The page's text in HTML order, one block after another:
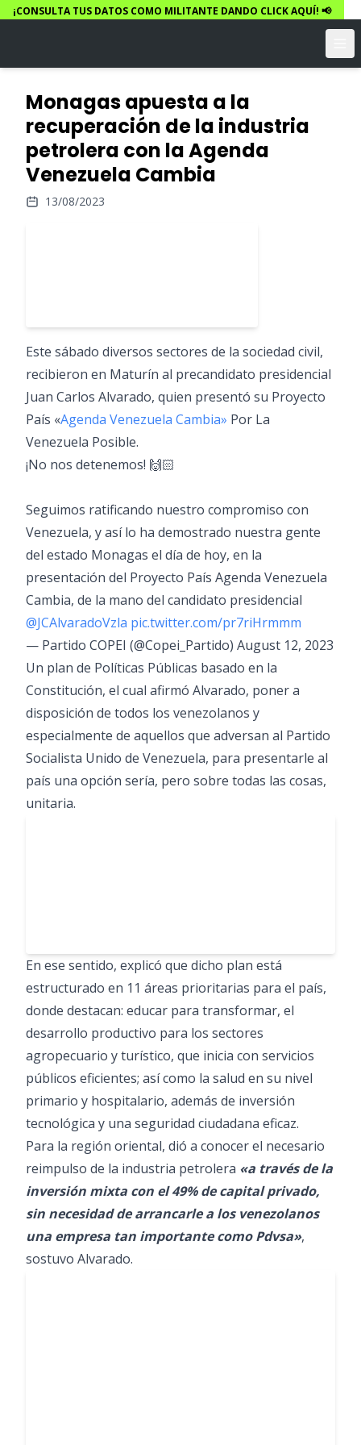
¡CONSULTA TUS DATOS COMO MILITANTE DANDO CLICK AQUÍ! 📢
Monagas apuesta a la
recuperación de la industria
petrolera con la Agenda
Venezuela Cambia
13/08/2023
Este sábado diversos sectores de la sociedad civil,
recibieron en Maturín al precandidato presidencial
Juan Carlos Alvarado, quien presentó su Proyecto
País «Agenda Venezuela Cambia» Por La
Venezuela Posible.
¡No nos detenemos! 🙌🏻
Seguimos ratificando nuestro compromiso con
Venezuela, y así lo ha demostrado nuestra gente
del estado Monagas el día de hoy, en la
presentación del Proyecto País Agenda Venezuela
Cambia, de la mano del candidato presidencial
@JCAlvaradoVzla pic.twitter.com/pr7riHrmmm
— Partido COPEI (@Copei_Partido) August 12, 2023
Un plan de Políticas Públicas basado en la
Constitución, el cual afirmó Alvarado, poner a
disposición de todos los venezolanos y
especialmente de aquellos que adversan al Partido
Socialista Unido de Venezuela, para presentarle al
país una opción sería, pero sobre todas las cosas,
unitaria.
En ese sentido, explicó que dicho plan está
estructurado en 11 áreas prioritarias para el país,
donde destacan: educar para transformar, el
desarrollo productivo para los sectores
agropecuario y turístico, que inicia con servicios
públicos eficientes; así como la salud en su nivel
primario y hospitalario, además de inversión
tecnológica y una seguridad ciudadana eficaz.
Para la región oriental, dió a conocer el necesario
reimpulso de la industria petrolera «a través de la
inversión mixta con el 49% de capital privado,
sin necesidad de arrancarle a los venezolanos
una empresa tan importante como Pdvsa»,
sostuvo Alvarado.